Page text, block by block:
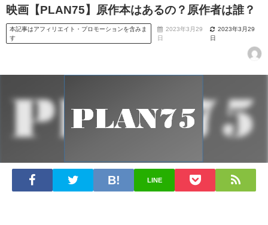
映画【PLAN75】原作本はあるの？原作者は誰？
本記事はアフィリエイト・プロモーションを含みま
す
2023年3月29
日
2023年3月29
日
LINE